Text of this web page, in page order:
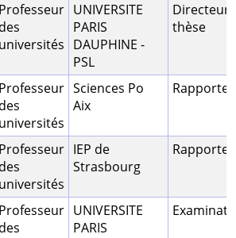
Professeur
des
universités
UNIVERSITE
PARIS
DAUPHINE -
PSL
Directeur
thèse
Professeur
des
universités
Sciences Po
Aix
Professeur
des
universités
IEP de
Strasbourg
Professeur
des
UNIVERSITE
PARIS